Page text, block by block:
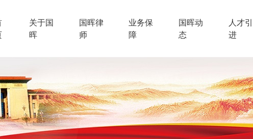
关于国
晖
国晖律
师
业务保
障
国晖动
态
人才引
进